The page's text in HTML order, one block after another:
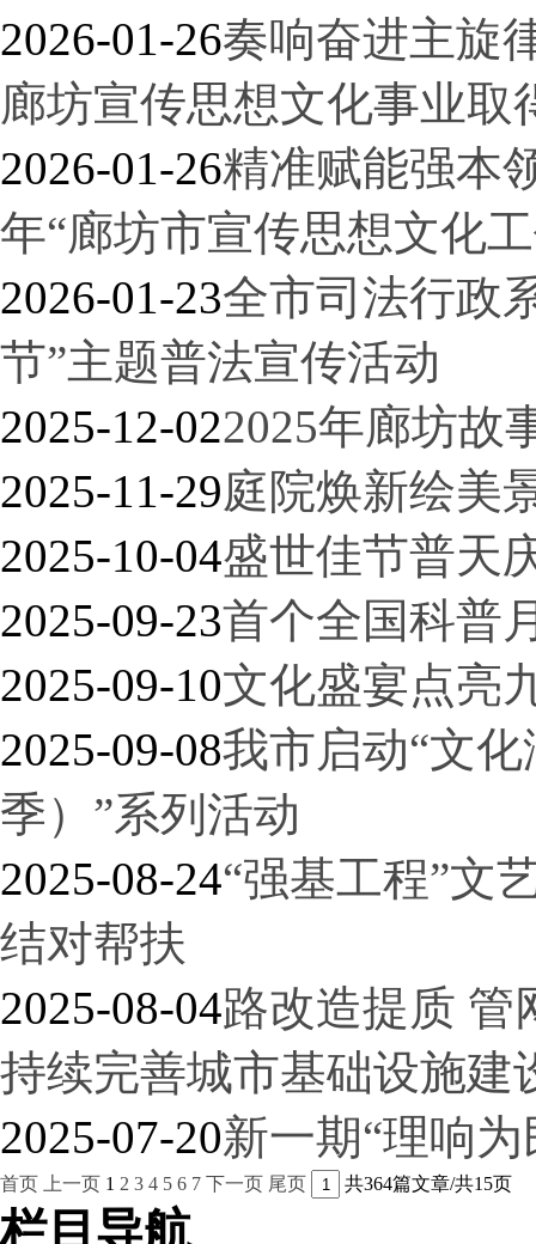
2026-01-26奏响奋进主旋
廊坊宣传思想文化事业取
2026-01-26精准赋能强本
年“廊坊市宣传思想文化
2026-01-23全市司法行政
节”主题普法宣传活动
2025-12-022025年廊坊故
2025-11-29庭院焕新绘美
2025-10-04盛世佳节普天
2025-09-23首个全国科普
2025-09-10文化盛宴点亮
2025-09-08我市启动“文
季）”系列活动
2025-08-24“强基工程”文
结对帮扶
2025-08-04路改造提质 管
持续完善城市基础设施建
2025-07-20新一期“理响
首页 上一页 1 2 3 4 5 6 7 下一页 尾页 共364篇文章/共15页
栏目导航